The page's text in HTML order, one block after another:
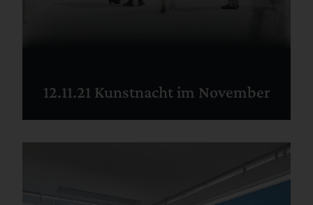
12.11.21 Kunstnacht im November